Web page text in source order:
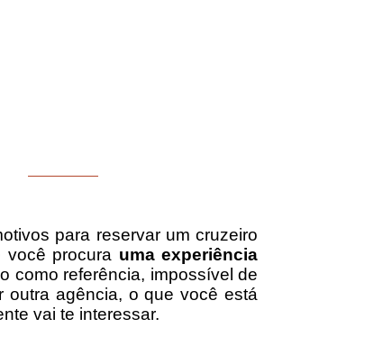
para reservar um cruzeiro
você procura uma experiência
como referência, impossível de
outra agência, o que você está
vai te interessar.